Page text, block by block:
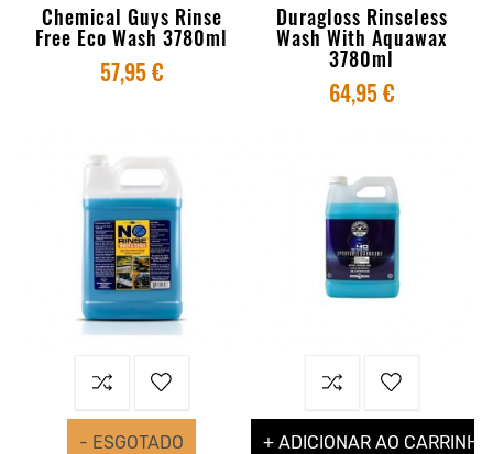
Chemical Guys Rinse
Free Eco Wash 3780ml
57,95 €
Duragloss Rinseless
Wash With Aquawax
3780ml
64,95 €
- ESGOTADO + ADICIONAR AO CARRINHO